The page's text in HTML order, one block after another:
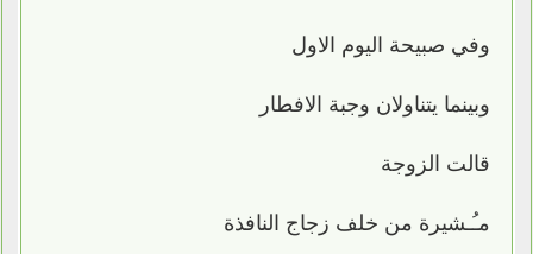
وفي صبيحة اليوم الاول
وبينما يتناولان وجبة الافطار
قالت الزوجة
مـُـشيرة من خلف زجاج النافذة